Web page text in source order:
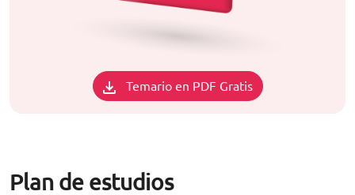
Temario en PDF Gratis
Plan de estudios